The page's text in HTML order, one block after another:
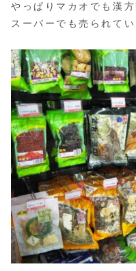
やっぱりマカオでも漢
スーパーでも売られてい